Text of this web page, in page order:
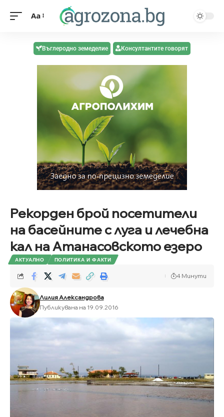
Aa
Въглеродно земеделие Консултантите говорят
Рекорден брой посетители
на басейните с луга и лечебна
кал на Атанасовското езеро
АКТУАЛНО ПОЛИТИКА И ФАКТИ
Лилия Александрова
Публикувана на 19.09.2016
4 Минути